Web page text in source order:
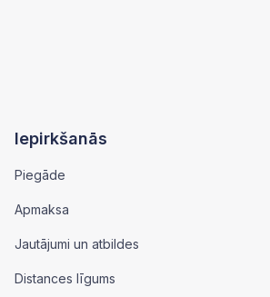
Iepirkšanās
Piegāde
Apmaksa
Jautājumi un atbildes
Distances līgums